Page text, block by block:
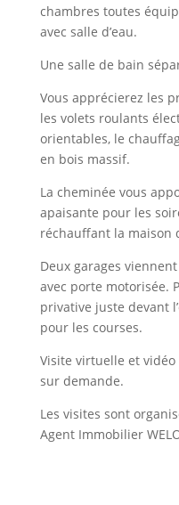
chambres toutes
avec salle d’eau.
Une salle de bain
Vous apprécierez les
les volets roulants
orientables, le
en bois massif.
La cheminée vous
apaisante pour les
réchauffant la maison
Deux garages
avec porte motorisée.
privative juste devant
pour les courses.
Visite virtuelle et
sur demande.
Les visites sont
Agent Immobilier